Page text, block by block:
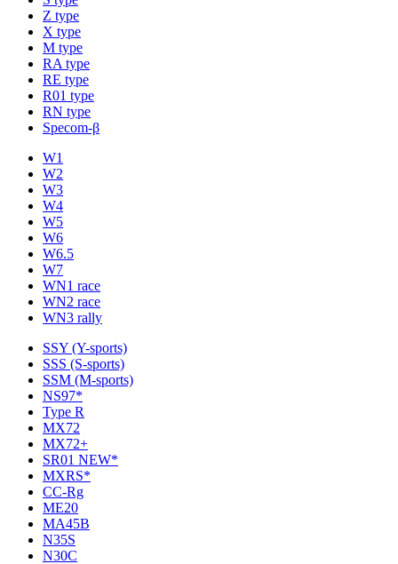
Z type
X type
M type
RA type
RE type
R01 type
RN type
Specom-β
W1
W2
W3
W4
W5
W6
W6.5
W7
WN1 race
WN2 race
WN3 rally
SSY (Y-sports)
SSS (S-sports)
SSM (M-sports)
NS97*
Type R
MX72
MX72+
SR01 NEW*
MXRS*
CC-Rg
ME20
MA45B
N35S
N30C